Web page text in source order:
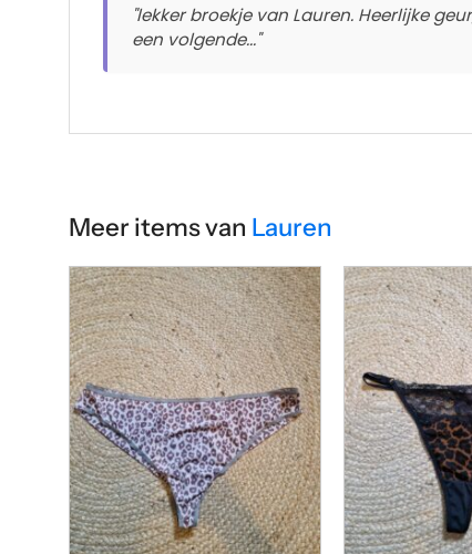
"lekker broekje van Lauren. Heerlijke
een volgende..."
Meer items van Lauren